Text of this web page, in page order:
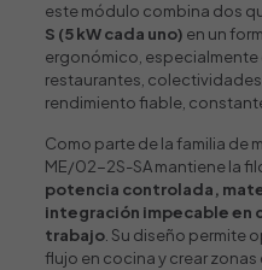
este módulo combina dos
S (5 kW cada uno) en un
ergonómico, especialmente
restaurantes,
rendimiento fiable,
Como parte de la familia de
ME/02-2S-SA mantiene la
potencia controlada,
integración impecable en
trabajo. Su diseño permite
flujo en cocina y crear